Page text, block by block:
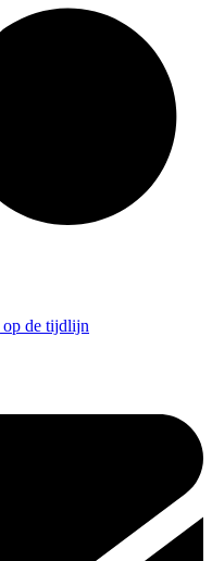
op de tijdlijn